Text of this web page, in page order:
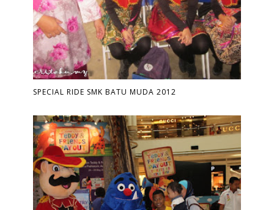
SPECIAL RIDE SMK BATU MUDA 2012